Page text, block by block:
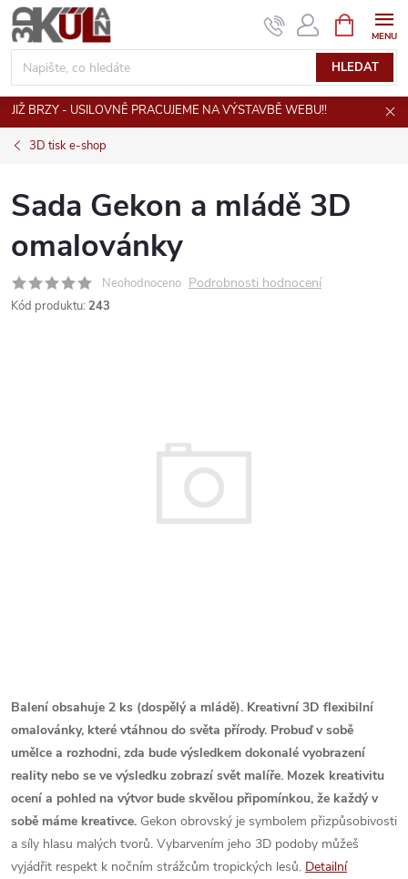
Přejít
na
obsah
HLEDAT
NÁKUPNÍ
KOŠÍK
JIŽ BRZY - USILOVNĚ PRACUJEME NA VÝSTAVBĚ WEBU!!
3D tisk e-shop
Sada Gekon a mládě 3D
omalovánky
Neohodnoceno Podrobnosti hodnocení
Kód produktu: 243
Balení obsahuje 2 ks (dospělý a mládě). Kreativní 3D flexibilní
omalovánky, které vtáhnou do světa přírody. Probuď v sobě
umělce a rozhodni, zda bude výsledkem dokonalé vyobrazení
reality nebo se ve výsledku zobrazí svět malíře. Mozek kreativitu
ocení a pohled na výtvor bude skvělou připomínkou, že každý v
sobě máme kreativce. Gekon obrovský je symbolem přizpůsobivosti
a síly hlasu malých tvorů. Vybarvením jeho 3D podoby můžeš
vyjádřit respekt k nočním strážcům tropických lesů. Detailní